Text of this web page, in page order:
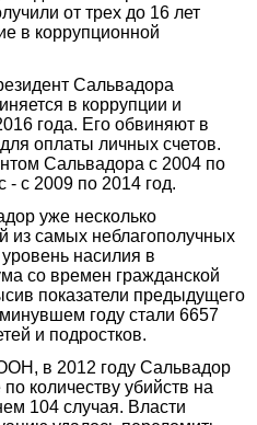
от трех до 16 лет
в коррупционной
Сальвадора
в коррупции и
года. Его обвиняют в
оплаты личных счетов.
Сальвадора с 2004 по
- с 2009 по 2014 год.
уже несколько
из самых неблагополучных
насилия в
со времен гражданской
показатели предыдущего
году стали 6657
и подростков.
в 2012 году Сальвадор
количеству убийств на
104 случая. Власти